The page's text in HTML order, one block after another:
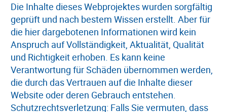
Die Inhalte dieses Webprojektes wurden sorgfältig
geprüft und nach bestem Wissen erstellt. Aber für
die hier dargebotenen Informationen wird kein
Anspruch auf Vollständigkeit, Aktualität, Qualität
und Richtigkeit erhoben. Es kann keine
Verantwortung für Schäden übernommen werden,
die durch das Vertrauen auf die Inhalte dieser
Website oder deren Gebrauch entstehen.
Schutzrechtsverletzung: Falls Sie vermuten, dass